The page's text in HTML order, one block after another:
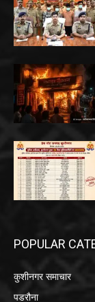
POPULAR
कुशीनगर समाचार
पडरौना